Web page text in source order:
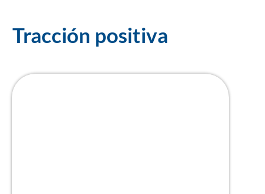
Tracción positiva